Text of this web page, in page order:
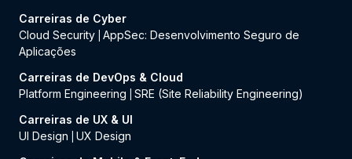
Carreiras de Cyber
Cloud Security AppSec: Desenvolvimento Seguro de
Aplicações
Carreiras de DevOps & Cloud
Platform Engineering
SRE (Site Reliability Engineering)
Carreiras de UX & UI
UI Design
UX Design